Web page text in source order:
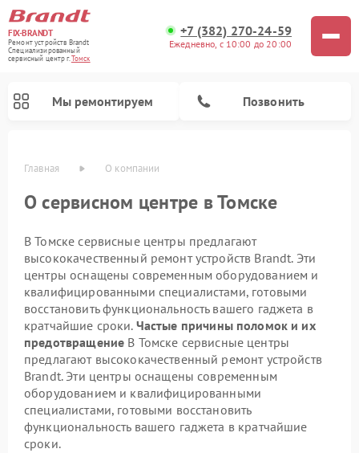
FIX-BRANDT
Ремонт устройств Brandt
Специализированный
cервисный центр г.Томск
+7 (382) 270-24-59
Ежедневно, с 10:00 до 20:00
Мы ремонтируем Позвонить
Главная О компании
О сервисном центре в Томске
В Томске сервисные центры предлагают
высококачественный ремонт устройств Brandt. Эти
центры оснащены современным оборудованием и
квалифицированными специалистами, готовыми
восстановить функциональность вашего гаджета в
кратчайшие сроки. Частые причины поломок и их
предотвращение В Томске сервисные центры
предлагают высококачественный ремонт устройств
Brandt. Эти центры оснащены современным
оборудованием и квалифицированными
специалистами, готовыми восстановить
функциональность вашего гаджета в кратчайшие
сроки.